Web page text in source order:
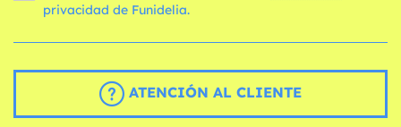
privacidad de Funidelia.
ATENCIÓN AL CLIENTE